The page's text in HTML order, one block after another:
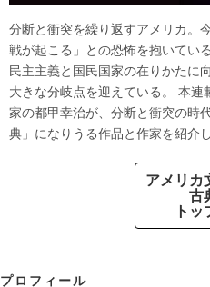
分断と衝突を繰り返すアメリカ。
戦が起こる」との恐怖を抱いてい
民主主義と国民国家の在りかたに
大きな分岐点を迎えている。 本連
家の都甲幸治が、分断と衝突の時
典」になりうる作品と作家を紹介
アメリカ
古
トッ
プロフィール